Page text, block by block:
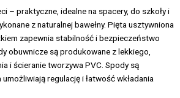
– praktyczne, idealne na spacery, do szkoły i
z naturalnej bawełny. Pięta usztywniona
zapewnia stabilność i bezpieczeństwo
obuwnicze są produkowane z lekkiego,
i ścieranie tworzywa PVC. Spody są
regulację i łatwość wkładania